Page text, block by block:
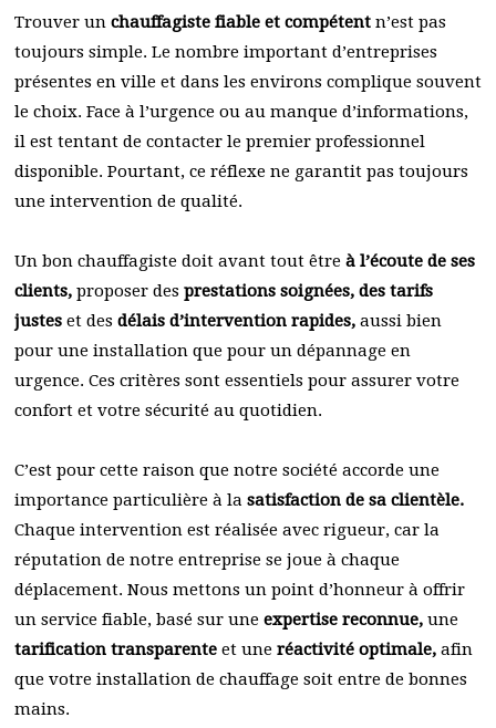
Trouver un chauffagiste fiable et compétent n’est pas
toujours simple. Le nombre important d’entreprises
présentes en ville et dans les environs complique souvent
le choix. Face à l’urgence ou au manque d’informations,
il est tentant de contacter le premier professionnel
disponible. Pourtant, ce réflexe ne garantit pas toujours
une intervention de qualité.
Un bon chauffagiste doit avant tout être à l’écoute de ses
clients, proposer des prestations soignées, des tarifs
justes et des délais d’intervention rapides, aussi bien
pour une installation que pour un dépannage en
urgence. Ces critères sont essentiels pour assurer votre
confort et votre sécurité au quotidien.
C’est pour cette raison que notre société accorde une
importance particulière à la satisfaction de sa clientèle.
Chaque intervention est réalisée avec rigueur, car la
réputation de notre entreprise se joue à chaque
déplacement. Nous mettons un point d’honneur à offrir
un service fiable, basé sur une expertise reconnue, une
tarification transparente et une réactivité optimale, afin
que votre installation de chauffage soit entre de bonnes
mains.